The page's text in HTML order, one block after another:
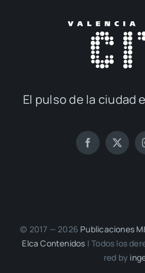
El pul­so de la ciu­dad
© 2017 — 2026 Publi­ca­cio­nes
Elca Con­te­ni­dos | Todos los
red by